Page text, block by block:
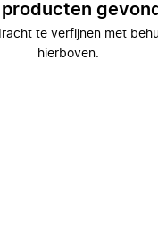
producten
te verfijnen met
hierboven.